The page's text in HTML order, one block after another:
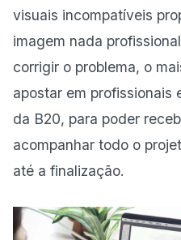
visuais incompatíveis
imagem nada
corrigir o problema, o
apostar em profissionais
da B20, para poder
acompanhar todo o
até a finalização.